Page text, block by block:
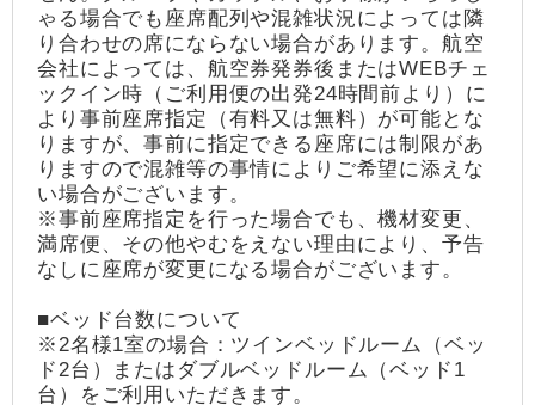
ゃる場合でも座席配列や混雑状況によっては隣
り合わせの席にならない場合があります。航空
会社によっては、航空券発券後またはWEBチェ
ックイン時（ご利用便の出発24時間前より）に
より事前座席指定（有料又は無料）が可能とな
りますが、事前に指定できる座席には制限があ
りますので混雑等の事情によりご希望に添えな
い場合がございます。
※事前座席指定を行った場合でも、機材変更、
満席便、その他やむをえない理由により、予告
なしに座席が変更になる場合がございます。
■ベッド台数について
※2名様1室の場合：ツインベッドルーム（ベッ
ド2台）またはダブルベッドルーム（ベッド1
台）をご利用いただきます。